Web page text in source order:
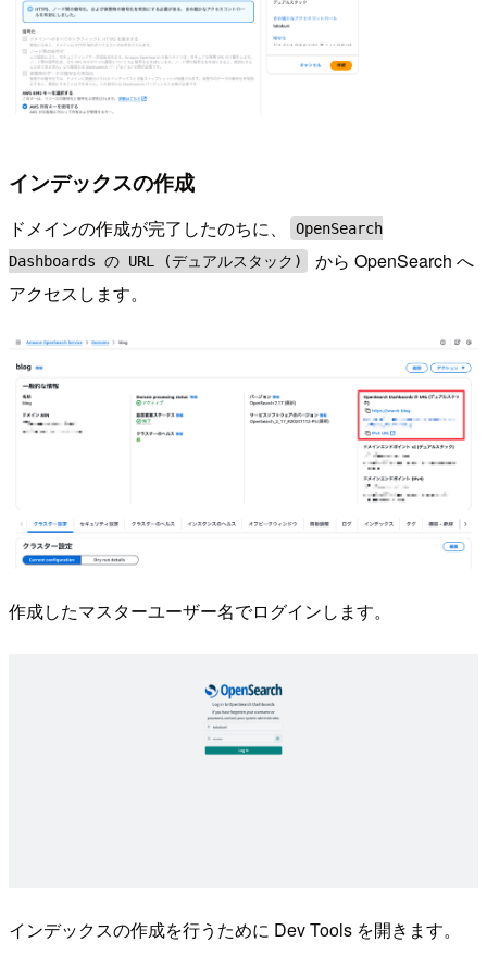
インデックスの作成
ドメインの作成が完了したのちに、
OpenSearch
Dashboards の URL (デュアルスタック)
から OpenSearch へ
アクセスします。
作成したマスターユーザー名でログインします。
インデックスの作成を行うために Dev Tools を開きます。